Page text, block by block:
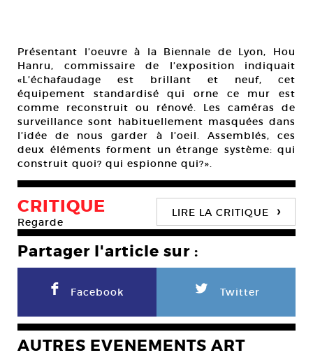
Présentant l’oeuvre à la Biennale de Lyon, Hou
Hanru, commissaire de l’exposition indiquait
«L’échafaudage est brillant et neuf, cet
équipement standardisé qui orne ce mur est
comme reconstruit ou rénové. Les caméras de
surveillance sont habituellement masquées dans
l’idée de nous garder à l’oeil. Assemblés, ces
deux éléments forment un étrange système: qui
construit quoi? qui espionne qui?».
CRITIQUE
Regarde
LIRE LA CRITIQUE ›
Partager l'article sur :
F Facebook L Twitter
AUTRES EVENEMENTS ART